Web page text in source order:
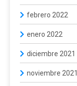
febrero 2022
enero 2022
diciembre 2021
noviembre 2021